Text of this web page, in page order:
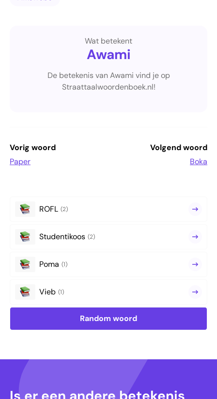
Wat betekent
Awami
De betekenis van Awami vind je op
Straattaalwoordenboek.nl!
Vorig woord
Paper
Volgend woord
Boka
ROFL (2)
Studentikoos (2)
Poma (1)
Vieb (1)
Random woord